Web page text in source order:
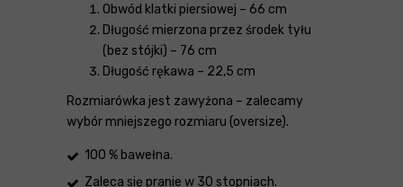
Obwód klatki piersiowej – 66 cm
Długość mierzona przez środek tyłu
(bez stójki) – 76 cm
Długość rękawa – 22,5 cm
Rozmiarówka jest zawyżona – zalecamy
wybór mniejszego rozmiaru (oversize).
100 % bawełna.
Zaleca się pranie w 30 stopniach.